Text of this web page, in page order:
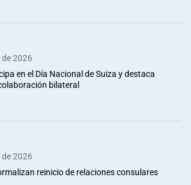
2026
en el Día Nacional de Suiza y destaca
bilateral
2026
reinicio de relaciones consulares